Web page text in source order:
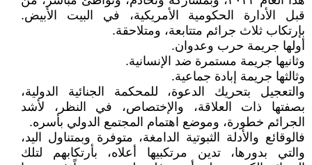
قبل الأدارة الحكومية الأمريكية، في البيت الأبيض.
بإرتكاب ثلاث جرائم متتابعة، ومتلاحقة.
أولها جريمة حرب وعدوان.
وثانيها جريمة مستمرة ضد الإنسانية.
وثالثها جريمة إبادة جماعية.
والتعجيل بتحريك الدعوة، للمحكمة الجنائية الدولية،
بصفتها ذات العلاقة، والإختصاص، في النظر، لأشد
الجرائم خطورة، وموضع اهتمام المجتمع الدولي بأسره.
فالوقائع والأدلة الثبوتية الدامغة، متوفرة وبمتناول اليد،
والتي بدورها، تدين مرتكبيها أعلاه، بأرتكابهم لتلك